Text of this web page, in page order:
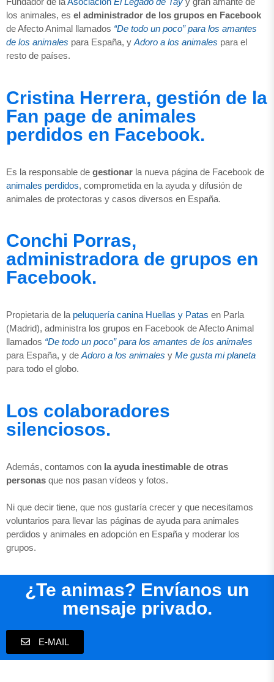
los animales, es el administrador de los grupos en Facebook
de Afecto Animal llamados “De todo un poco” para los amantes
de los animales para España, y Adoro a los animales para el
resto de países.
Cristina Herrera, gestión de la
Fan page de animales
perdidos en Facebook.
Es la responsable de gestionar la nueva página de Facebook de
animales perdidos, comprometida en la ayuda y difusión de
animales de protectoras y casos diversos en España.
Conchi Porras,
administradora de grupos en
Facebook.
Propietaria de la peluquería canina Huellas y Patas en Parla
(Madrid), administra los grupos en Facebook de Afecto Animal
llamados “De todo un poco” para los amantes de los animales
para España, y de Adoro a los animales y Me gusta mi planeta
para todo el globo.
Los colaboradores
silenciosos.
Además, contamos con la ayuda inestimable de otras
personas que nos pasan vídeos y fotos.
Ni que decir tiene, que nos gustaría crecer y que necesitamos
voluntarios para llevar las páginas de ayuda para animales
perdidos y animales en adopción en España y moderar los
grupos.
¿Te animas? Envíanos un
mensaje privado.
E-MAIL